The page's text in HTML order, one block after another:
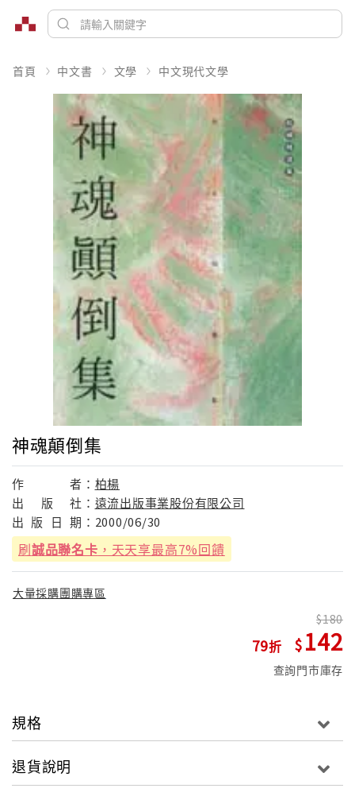
首頁 中文書 文學 中文現代文學
神魂顛倒集
作 者： 柏楊
出
版 社： 遠流出版事業股份有限公司
出 版 日 期： 2000/06/30
刷誠品聯名卡 ，天天享最高7%回饋
大量採購團購專區
79
180
142
查詢門市庫存
規格
退貨說明